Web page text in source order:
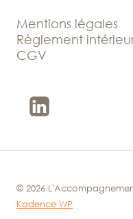
Mentions légales
Règlement
CGV
© 2026
Kadence WP